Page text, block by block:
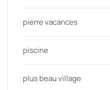
pierre vacances
piscine
plus beau village